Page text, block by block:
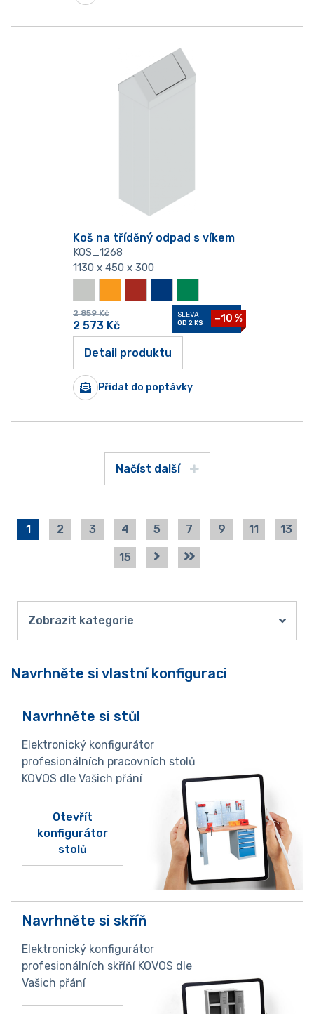
Koš na tříděný odpad s víkem
KOS_1268
1130 x 450 x 300
2 859 Kč
2 573 Kč
SLEVA
OD 2 KS
−10 %
Detail produktu
Přidat do poptávky
Načíst další
1 2 3 4 5 7 9 11 13
15
Zobrazit kategorie
Navrhněte si vlastní konfiguraci
Navrhněte si stůl
Elektronický konfigurátor
profesionálních pracovních stolů
KOVOS dle Vašich přání
Otevřít
konfigurátor
stolů
Navrhněte si skříň
Elektronický konfigurátor
profesionálních skříňí KOVOS dle
Vašich přání